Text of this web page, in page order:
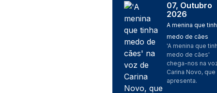
Imagem
07, Outubro
2026
A menina que
medo de cães
'A menina que
medo de cães'
chega-nos na
Carina Novo, que
apresenta.